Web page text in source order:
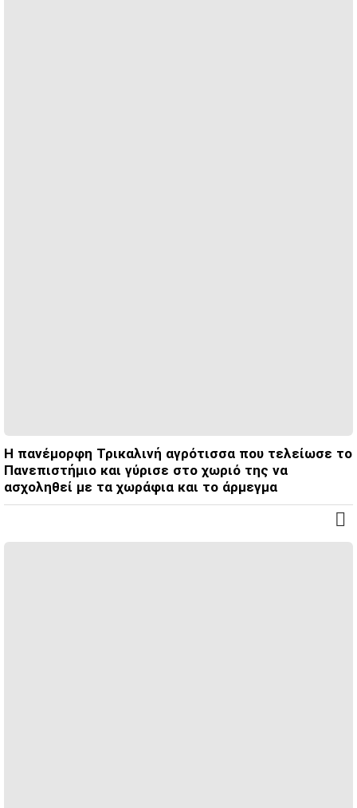
Η πανέμορφη Τρικαλινή αγρότισσα που τελείωσε το
Πανεπιστήμιο και γύρισε στο χωριό της να
ασχοληθεί με τα χωράφια και το άρμεγμα